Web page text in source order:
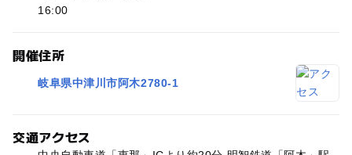
16:00
開催住所
岐阜県中津川市阿木2780-1
交通アクセス